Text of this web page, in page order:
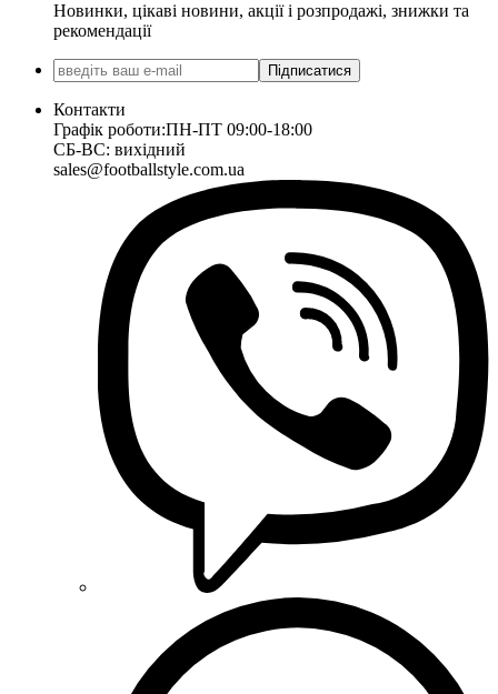
Новинки, цікаві новини, акції і розпродажі, знижки та
рекомендації
Підписатися
Контакти
Графік роботи:ПН-ПТ 09:00-18:00
СБ-ВС: вихідний
sales@footballstyle.com.ua